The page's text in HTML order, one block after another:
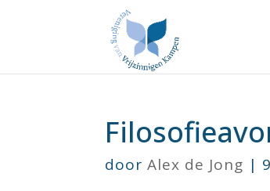
doorAlex de Jong |